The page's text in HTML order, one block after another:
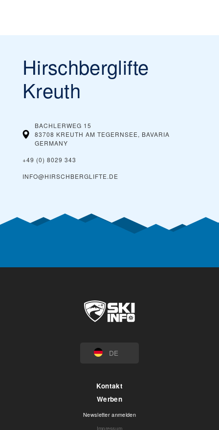
Hirschberglifte
Kreuth
BACHLERWEG 15
83708 KREUTH AM TEGERNSEE, BAVARIA
GERMANY
+49 (0) 8029 343
INFO@HIRSCHBERGLIFTE.DE
DE
Kontakt
Werben
Newsletter anmelden
Impressum